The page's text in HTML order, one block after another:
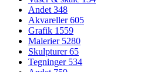
Andet348
Akvareller605
Grafik 1559
Malerier 5280
Skulpturer65
Tegninger 534